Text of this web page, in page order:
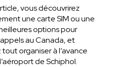
vous découvrirez
une carte SIM ou une
options pour
au Canada, et
organiser à l’avance
de Schiphol.